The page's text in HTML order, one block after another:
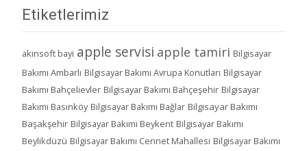
Etiketlerimiz
akınsoft bayi apple servisi apple tamiri Bilgisayar
Bakımı Ambarlı Bilgisayar Bakımı Avrupa Konutları Bilgisayar
Bakımı Bahçelievler Bilgisayar Bakımı Bahçeşehir Bilgisayar
Bakımı Basınköy Bilgisayar Bakımı Bağlar Bilgisayar Bakımı
Başakşehir Bilgisayar Bakımı Beykent Bilgisayar Bakımı
Beylikdüzü Bilgisayar Bakımı Cennet Mahallesi Bilgisayar Bakımı